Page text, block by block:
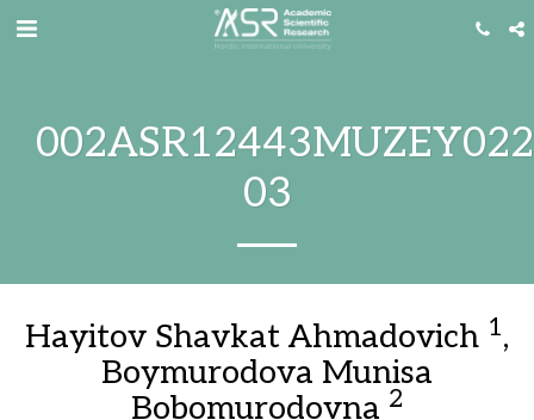
03
Hayitov Shavkat Ahmadovich 1,
Boymurodova Munisa
Bobomurodovna 2